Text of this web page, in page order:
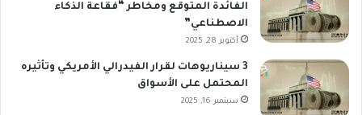
الفائدة المتوقع ومخاطر “فقاعة الذكاء
الاصطناعي”
أكتوبر 28, 2025
3 سيناريوهات لقرار الفيدرالي الأمريكي وتأثيره
المحتمل على الأسواق
سبتمبر 16, 2025